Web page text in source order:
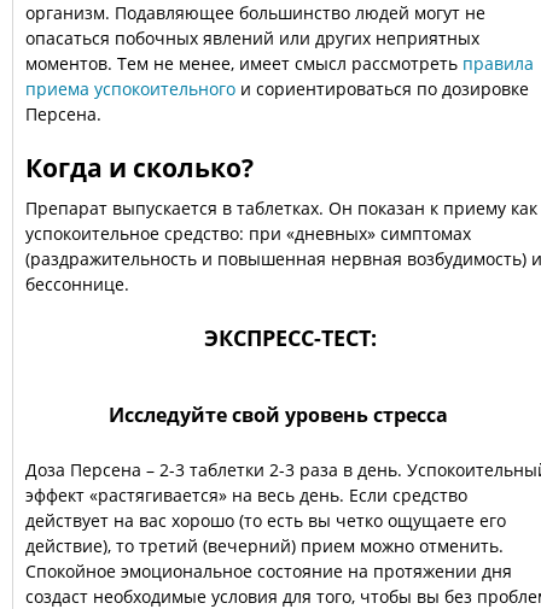
организм. Подавляющее большинство людей могут не
опасаться побочных явлений или других неприятных
моментов. Тем не менее, имеет смысл рассмотреть правила
приема успокоительного и сориентироваться по дозировке
Персена.
Когда и сколько?
Препарат выпускается в таблетках. Он показан к приему как
успокоительное средство: при «дневных» симптомах
(раздражительность и повышенная нервная возбудимость) и
бессоннице.
ЭКСПРЕСС-ТЕСТ:
Исследуйте свой уровень стресса
Доза Персена – 2-3 таблетки 2-3 раза в день.
эффект «растягивается» на весь день. Если средство
действует на вас хорошо (то есть вы четко ощущаете его
действие), то третий (вечерний) прием можно отменить.
Спокойное эмоциональное состояние на протяжении дня
создаст необходимые условия для того, чтобы вы без